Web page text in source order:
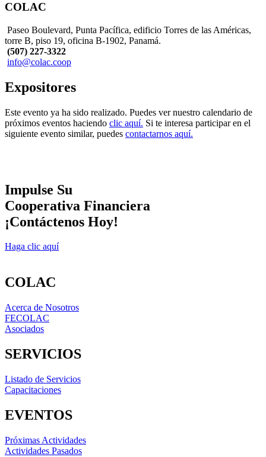
COLAC
Paseo Boulevard, Punta Pacífica, edificio Torres de las Américas,
torre B, piso 19, oficina B-1902, Panamá.
(507) 227-3322
info@colac.coop
Expositores
Este evento ya ha sido realizado. Puedes ver nuestro calendario de
próximos eventos haciendo clic aquí. Si te interesa participar en el
siguiente evento similar, puedes contactarnos aquí.
Impulse Su
Cooperativa Financiera
¡Contáctenos Hoy!
Haga clic aquí
COLAC
Acerca de Nosotros
FECOLAC
Asociados
SERVICIOS
Listado de Servicios
Capacitaciones
EVENTOS
Próximas Actividades
Actividades Pasados